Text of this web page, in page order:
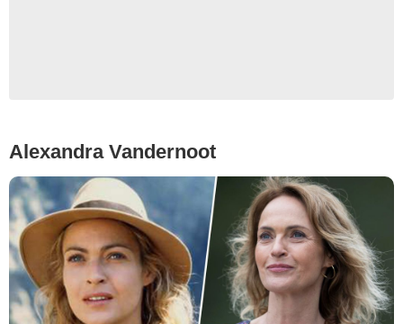
Alexandra Vandernoot